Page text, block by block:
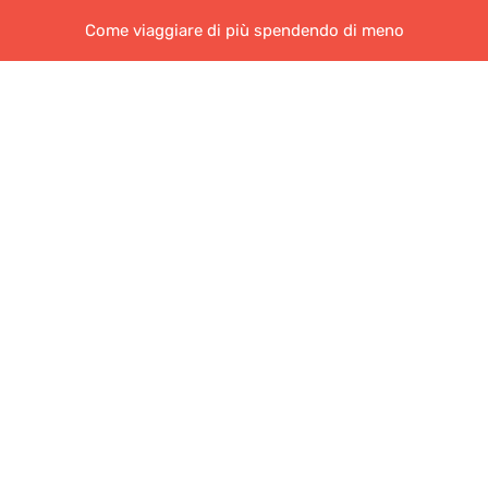
Come viaggiare di più spendendo di meno